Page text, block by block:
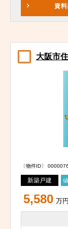
資
大阪市
〔物件ID〕
新築戸建
5,580 万円